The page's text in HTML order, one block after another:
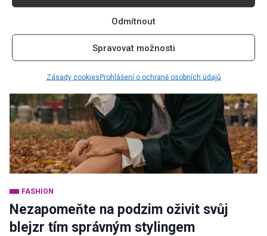
Odmítnout
Spravovat možnosti
Zásady cookiesProhlášení o ochraně osobních údajů
FASHION
Nezapomeňte na podzim oživit svůj
blejzr tím správným stylingem